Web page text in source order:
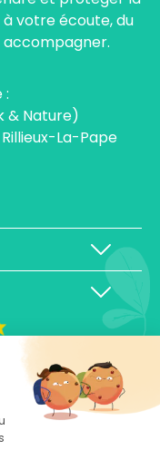
votre écoute, du
accompagner.
:
& Nature)
La-Pape